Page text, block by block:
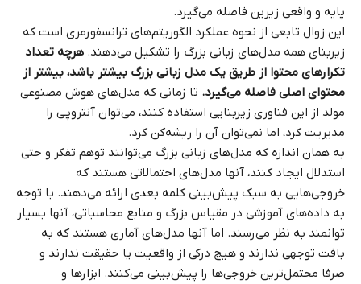
پایه و واقعی زیرین فاصله می‌گیرد.
این زوال تابعی از نحوه عملکرد الگوریتم‌های ترانسفورمری است که
زیربنای همه مدل‌های زبانی بزرگ را تشکیل می‌دهند. هرچه تعداد
تکرارهای محتوا از طریق یک مدل زبانی بزرگ بیشتر باشد، بیشتر از
محتوای اصلی فاصله می‌گیرد. تا زمانی که مدل‌های هوش مصنوعی
مولد از این فناوری زیربنایی استفاده کنند، می‌توان آنتروپی را
مدیریت کرد، اما نمی‌توان آن را ریشه‌کن کرد.
به همان اندازه که مدل‌های زبانی بزرگ می‌توانند توهم تفکر و حتی
استدلال ایجاد کنند، آنها مدل‌های احتمالاتی هستند که
خروجی‌هایی به سبک پیش‌بینی کلمه بعدی ارائه می‌دهند. با توجه
به داده‌های آموزشی در مقیاس بزرگ و منابع محاسباتی، آنها بسیار
توانمند به نظر می‌رسند. اما آنها مدل‌های آماری هستند که به
بافت توجهی ندارند و هیچ درکی از واقعیت یا حقیقت ندارند و
صرفا محتمل‌ترین خروجی‌ها را پیش‌بینی می‌کنند. ابزارها و